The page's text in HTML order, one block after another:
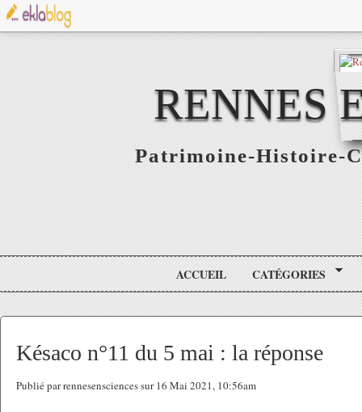
RENNES
Patrimoine-Histoire-
ACCUEIL CATÉGORIES
Késaco n°11 du 5 mai : la réponse
Publié par rennesensciences sur 16 Mai 2021, 10:56am